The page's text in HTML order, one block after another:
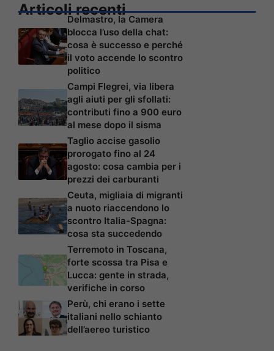
Articoli recenti
Delmastro, la Camera
blocca l’uso della chat:
cosa è successo e perché
il voto accende lo scontro
politico
Campi Flegrei, via libera
agli aiuti per gli sfollati:
contributi fino a 900 euro
al mese dopo il sisma
Taglio accise gasolio
prorogato fino al 24
agosto: cosa cambia per i
prezzi dei carburanti
Ceuta, migliaia di migranti
a nuoto riaccendono lo
scontro Italia-Spagna:
cosa sta succedendo
Terremoto in Toscana,
forte scossa tra Pisa e
Lucca: gente in strada,
verifiche in corso
Perù, chi erano i sette
italiani nello schianto
dell’aereo turistico